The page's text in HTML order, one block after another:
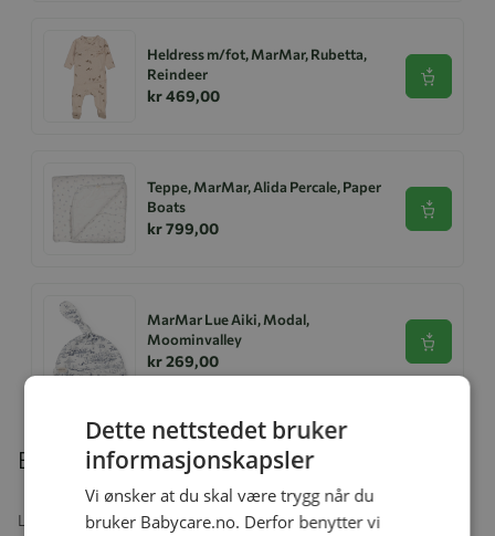
Heldress m/fot, MarMar, Rubetta,
Reindeer
kr 469,00
Se
Teppe, MarMar, Alida Percale, Paper
Boats
kr 799,00
Se
MarMar Lue Aiki, Modal,
Moominvalley
kr 269,00
Se
Beskrivelse
Langermet jumpsuit i myk og behagelig økologisk bomull.
Dette nettstedet bruker
informasjonskapsler
Vi ønsker at du skal være trygg når du
bruker Babycare.no. Derfor benytter vi